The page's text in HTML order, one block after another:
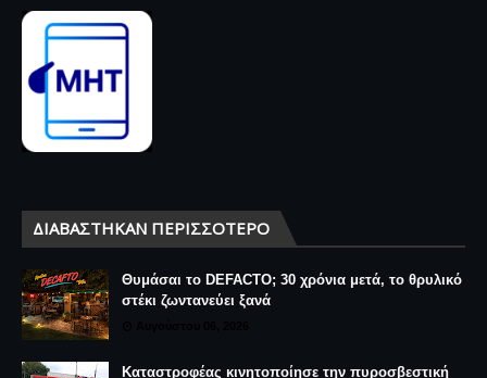
ΔΙΑΒΆΣΤΗΚΑΝ ΠΕΡΙΣΣΌΤΕΡΟ
Θυμάσαι το DEFACTO; 30 χρόνια μετά, το θρυλικό
στέκι ζωντανεύει ξανά
Καταστροφέας κινητοποίησε την πυροσβεστική